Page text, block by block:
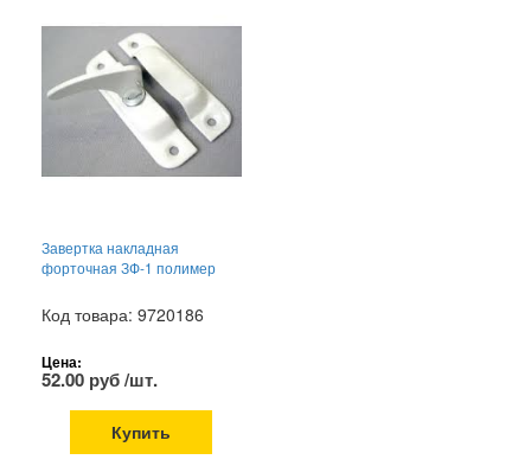
Завертка накладная
форточная ЗФ-1 полимер
Код товара: 9720186
Цена:
52.00 руб /шт.
Купить